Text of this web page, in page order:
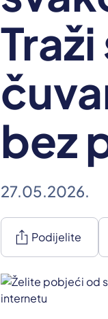
bez
27.05.2026.
ios_share Podijelite